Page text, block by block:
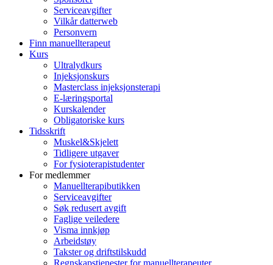
Serviceavgifter
Vilkår datterweb
Personvern
Finn manuellterapeut
Kurs
Ultralydkurs
Injeksjonskurs
Masterclass injeksjonsterapi
E-læringsportal
Kurskalender
Obligatoriske kurs
Tidsskrift
Muskel&Skjelett
Tidligere utgaver
For fysioterapistudenter
For medlemmer
Manuellterapibutikken
Serviceavgifter
Søk redusert avgift
Faglige veiledere
Visma innkjøp
Arbeidstøy
Takster og driftstilskudd
Regnskapstjenester for manuellterapeuter